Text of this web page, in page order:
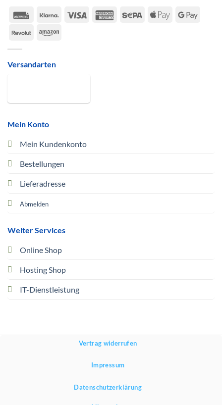
Mein Konto
Mein Kundenkonto
Bestellungen
Lieferadresse
Abmelden
Weiter Services
Online Shop
Hosting Shop
IT-Dienstleistung
Rechung
Klarna Visa
American Sepa
Apple
Google
RevolutAmazon
Versandarten
Vertrag widerrufen
Impressum
Datenschutzerklärung